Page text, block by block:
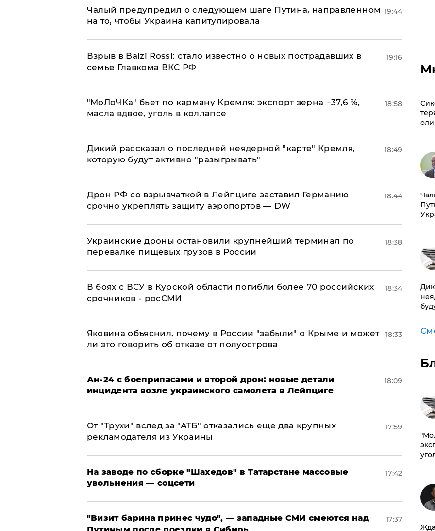
Чалый предупредил о следующем шаге Путина, направленном
на то, чтобы Украина капитулировала
19:44
Взрыв в Balzi Rossi: стало известно о новых пострадавших в
семье Главкома ВКС РФ
19:16
​"МоЛоЧКа" бьет по карману Кремля: экспорт зерна −37,6 %,
масла вдвое, уголь в коллапсе
18:58
Дикий рассказал о последней неядерной "карте" Кремля,
которую будут активно "разыгрывать"
18:49
​Дрон РФ со взрывчаткой в Лейпциге заставил Германию
срочно укреплять защиту аэропортов — DW
18:44
Украинские дроны остановили крупнейший терминал по
перевалке пищевых грузов в России
18:38
В боях с ВСУ в Курской области погибли более 70 российских
срочников - росСМИ
18:34
Яковина объяснил, почему в России "забыли" о Крыме и может
ли это говорить об отказе от полуострова
18:33
Ан-24 с боеприпасами и второй дрон: новые детали
инцидента возле украинского самолета в Лейпциге
18:09
От "Трухи" вслед за "АТБ" отказались еще два крупных
рекламодателя из Украины
17:59
На заводе по сборке "Шахедов" в Татарстане массовые
увольнения — соцсети
17:42
"Визит барина принес чудо", — западные СМИ смеются над
Путиным после поездки в Сибирь
17:37